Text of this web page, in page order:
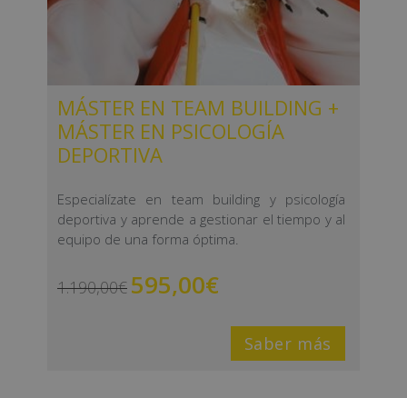
MÁSTER EN TEAM BUILDING +
MÁSTER EN PSICOLOGÍA
DEPORTIVA
Especialízate en team building y psicología
deportiva y aprende a gestionar el tiempo y al
equipo de una forma óptima.
1.190,00€ 595,00€
Saber más